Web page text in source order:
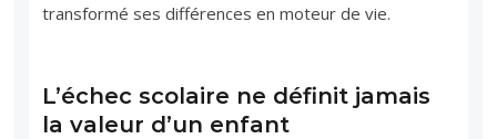
transformé ses différences en moteur de vie.
L’échec scolaire ne définit jamais
la valeur d’un enfant